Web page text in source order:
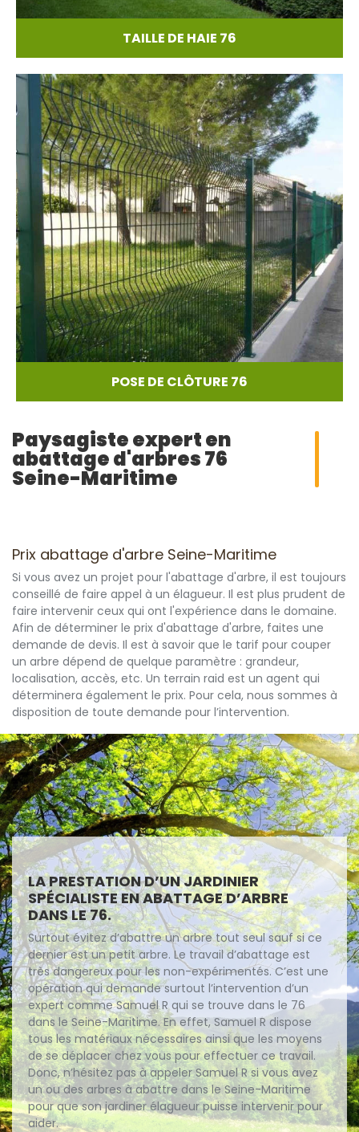
TAILLE DE HAIE 76
POSE DE CLÔTURE 76
Paysagiste expert en
abattage d'arbres 76
Seine-Maritime
Prix abattage d'arbre Seine-Maritime
Si vous avez un projet pour l'abattage d'arbre, il est toujours
conseillé de faire appel à un élagueur. Il est plus prudent de
faire intervenir ceux qui ont l'expérience dans le domaine.
Afin de déterminer le prix d'abattage d'arbre, faites une
demande de devis. Il est à savoir que le tarif pour couper
un arbre dépend de quelque paramètre : grandeur,
localisation, accès, etc. Un terrain raid est un agent qui
déterminera également le prix. Pour cela, nous sommes à
disposition de toute demande pour l’intervention.
LA PRESTATION D’UN JARDINIER
SPÉCIALISTE EN ABATTAGE D’ARBRE
DANS LE 76.
Surtout évitez d’abattre un arbre tout seul sauf si ce
dernier est un petit arbre. Le travail d’abattage est
très dangereux pour les non-expérimentés. C’est une
opération qui demande surtout l’intervention d’un
expert comme Samuel R qui se trouve dans le 76
dans le Seine-Maritime. En effet, Samuel R dispose
tous les matériaux nécessaires ainsi que les moyens
de se déplacer chez vous pour effectuer ce travail.
Donc, n’hésitez pas à appeler Samuel R si vous avez
un ou des arbres à abattre dans le Seine-Maritime
pour que son jardiner élagueur puisse intervenir pour
aider.